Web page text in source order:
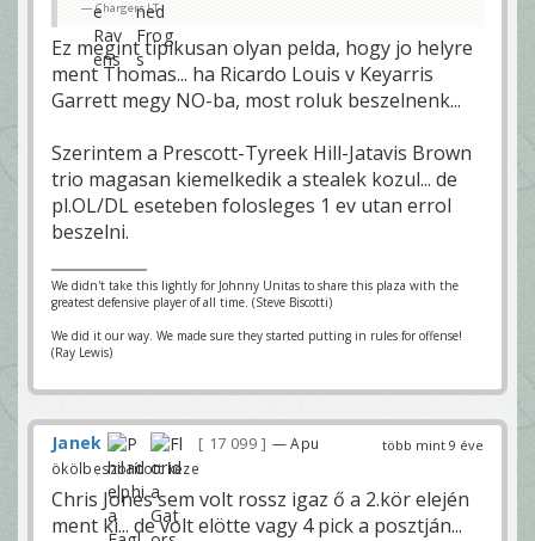
Chargers LT
Ez megint tipikusan olyan pelda, hogy jo helyre
ment Thomas... ha Ricardo Louis v Keyarris
Garrett megy NO-ba, most roluk beszelnenk...
Szerintem a Prescott-Tyreek Hill-Jatavis Brown
trio magasan kiemelkedik a stealek kozul... de
pl.OL/DL eseteben folosleges 1 ev utan errol
beszelni.
We didn't take this lightly for Johnny Unitas to share this plaza with the
greatest defensive player of all time. (Steve Biscotti)
We did it our way. We made sure they started putting in rules for offense!
(Ray Lewis)
több mint 9 éve
Janek 17 099
— Apu
ökölbeszorított keze
Chris Jones sem volt rossz igaz ő a 2.kör elején
ment ki... de volt elötte vagy 4 pick a posztján...